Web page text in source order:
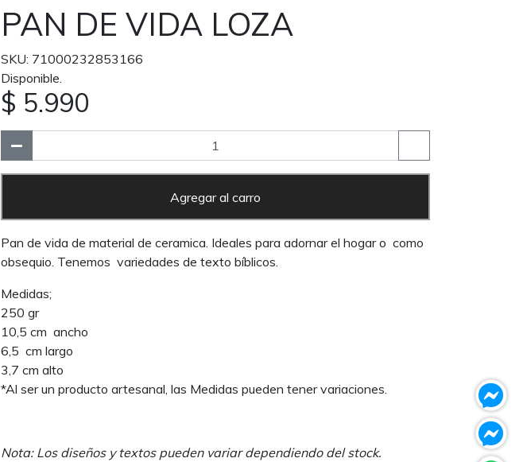
PAN DE VIDA LOZA
SKU: 71000232853166
Disponible.
$ 5.990
Agregar al carro
Pan de vida de material de ceramica. Ideales para adornar el hogar o como
obsequio. Tenemos variedades de texto bíblicos.
Medidas;
250 gr
10,5 cm ancho
6,5 cm largo
3,7 cm alto
*Al ser un producto artesanal, las Medidas pueden tener variaciones.
Nota: Los diseños y textos pueden variar dependiendo del stock.